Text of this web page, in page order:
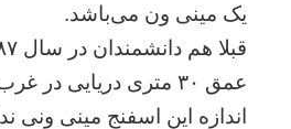
یک مینی ون می‌باشد.
عمق ۳۰ متری دریایی
اندازه این اسفنج مینی ونی